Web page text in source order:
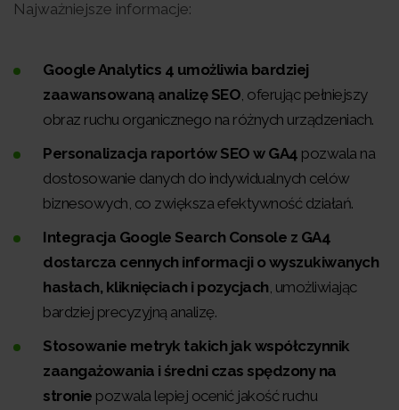
Najważniejsze informacje:
Google Analytics 4 umożliwia bardziej
zaawansowaną analizę SEO , oferując pełniejszy
obraz ruchu organicznego na różnych urządzeniach.
Personalizacja raportów SEO w GA4 pozwala na
dostosowanie danych do indywidualnych celów
biznesowych, co zwiększa efektywność działań.
Integracja Google Search Console z GA4
dostarcza cennych informacji o wyszukiwanych
hasłach, kliknięciach i pozycjach , umożliwiając
bardziej precyzyjną analizę.
Stosowanie metryk takich jak współczynnik
zaangażowania i średni czas spędzony na
stronie pozwala lepiej ocenić jakość ruchu